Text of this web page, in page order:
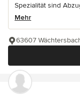
Spezialität sind
Mehr
63607